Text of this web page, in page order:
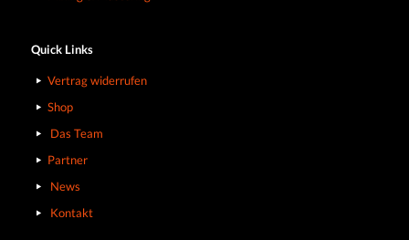
Quick Links
Vertrag widerrufen
Shop
Das Team
Partner
News
Kontakt